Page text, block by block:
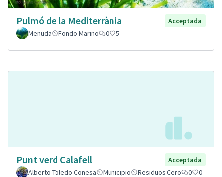
Pulmó de la Mediterrània
Acceptada
Menuda
Fondo Marino 0 5
Punt verd Calafell
Acceptada
Alberto Toledo Conesa
Municipio Residuos Cero 0 0